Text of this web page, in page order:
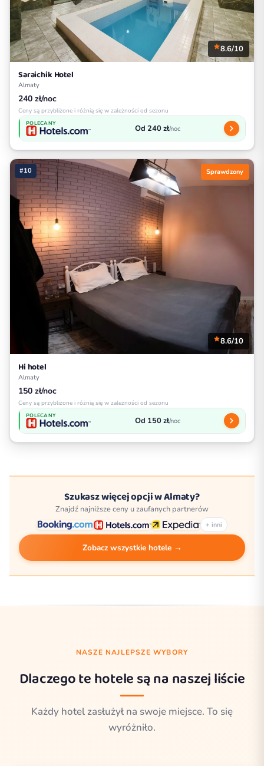
8.6/10
Saraichik Hotel
Almaty
240 zł/noc
Ceny są przybliżone i różnią się w zależności od sezonu
POLECANY Od 240 zł/noc
#10 Sprawdzony
8.6/10
Hi hotel
Almaty
150 zł/noc
Ceny są przybliżone i różnią się w zależności od sezonu
POLECANY Od 150 zł/noc
Szukasz więcej opcji w Almaty?
Znajdź najniższe ceny u zaufanych partnerów
+ inni
Zobacz wszystkie hotele →
NASZE NAJLEPSZE WYBORY
Dlaczego te hotele są na naszej liście
Każdy hotel zasłużył na swoje miejsce. To się
wyróżniło.